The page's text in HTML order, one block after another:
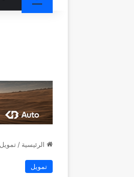
الرئيسية / تمويل
تمويل